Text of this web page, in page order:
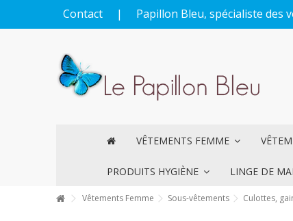
Contact | Papillon Bleu, spécialiste des
VÊTEMENTS FEMME
PRODUITS HYGIÈNE LINGE DE
Vêtements Femme Sous-vêtements Culottes,